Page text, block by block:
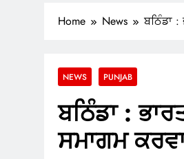
Home News ਬਠਿੰਡਾ
NEWS PUNJAB
ਬਠਿੰਡਾ :
ਸਮਾਗਮ